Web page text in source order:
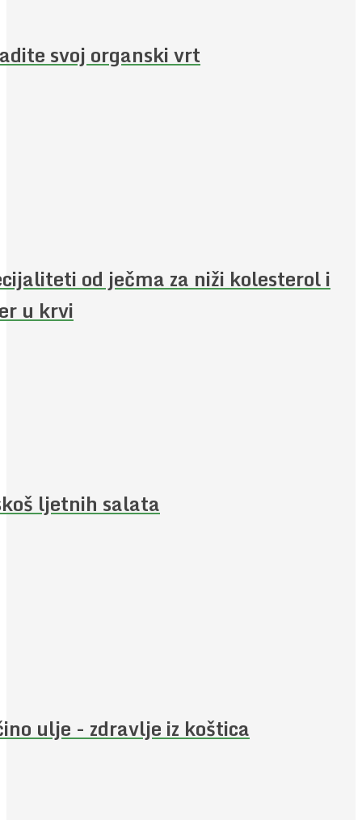
svoj organski vrt
od ječma za niži kolesterol i
u krvi
ljetnih salata
ulje - zdravlje iz koštica